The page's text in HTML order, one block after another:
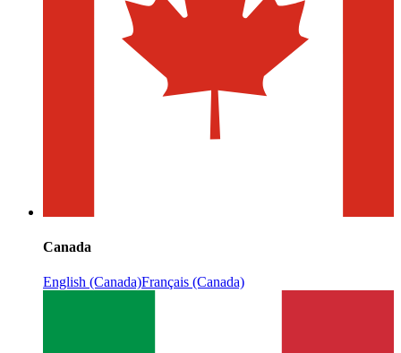
Canada
English (Canada)Français (Canada)